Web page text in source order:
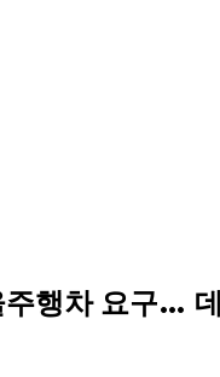
행차 요구…